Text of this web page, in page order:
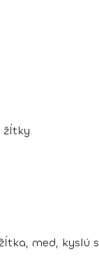
žĺtky.
med, kyslú